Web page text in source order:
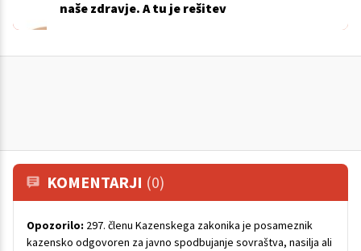
naše zdravje. A tu je rešitev
KOMENTARJI (0)
Opozorilo: 297. členu Kazenskega zakonika je posameznik
kazensko odgovoren za javno spodbujanje sovraštva, nasilja ali